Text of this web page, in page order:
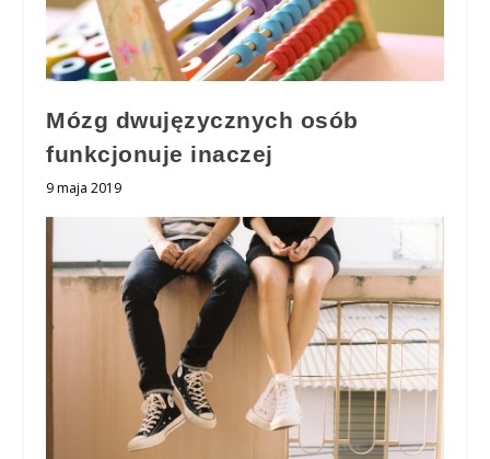
Mózg dwujęzycznych osób
funkcjonuje inaczej
9 maja 2019